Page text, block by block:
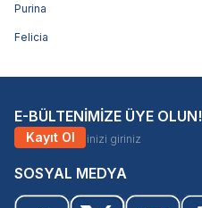
Purina
Felicia
E-BÜLTENİMİZE ÜYE OLUN!
Kayıt Ol
SOSYAL MEDYA